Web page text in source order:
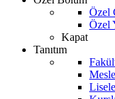
Özel
Özel
Kapat
Tanıtım